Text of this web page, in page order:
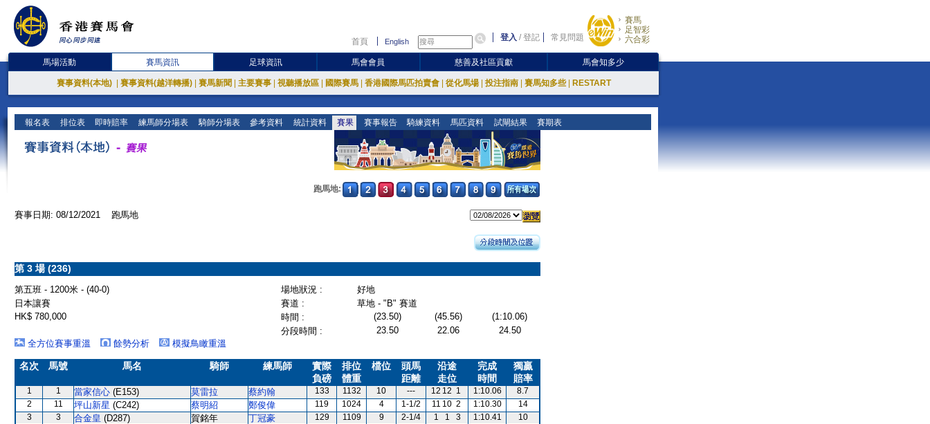
首頁 English 登入 /登記 常見問題
賽馬
足智彩
六合彩
馬場活動 賽馬資訊 足球資訊 馬會會員 慈善及社區貢獻 馬會知多少
賽事資料(本地) 賽事資料(越洋轉播) 賽馬新聞 主要賽事 視聽播放區 國際賽馬 香港國際馬匹拍賣會 從化馬場 投注指南 賽馬知多些 RESTART
報名表 排位表 即時賠率 練馬師分場表 騎師分場表 參考資料 統計資料 賽果 賽事報告 騎練資料 馬匹資料 試閘結果 賽期表
跑馬地:
賽事日期: 08/12/2021 跑馬地
第 3 場 (236)
第五班 - 1200米 - (40-0) 場地狀況 :
好地
日本讓賽
賽道 :
草地 - "B" 賽道
HK$ 780,000
時間 : (23.50) (45.56)
(1:10.06)
分段時間 :
23.50 22.06
24.50
全方位賽事重溫
餘勢分析 模擬鳥瞰重溫
名次 馬號 馬名 騎師 練馬師
實際
負磅
排位
體重
檔位
頭馬
距離
沿途
走位
完成
時間
獨贏
賠率
1 1 當家信心 (E153) 莫雷拉 蔡約翰 133 1132 10 --- 12 12 1 1:10.06
8.7
2
11 坪山新星 (C242) 蔡明紹 鄭俊偉 119 1024 4 1-1/2 11 10 2 1:10.30
14
3
3 合金皇 (D287) 賀銘年 丁冠豪 129 1109 9 2-1/4 1 1 3 1:10.41
10